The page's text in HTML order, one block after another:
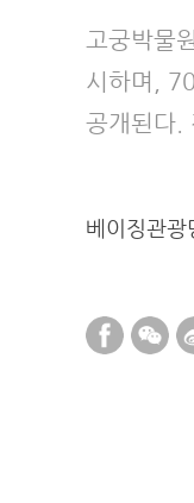
고궁박물
시하며,
공개된다.
베이징관광